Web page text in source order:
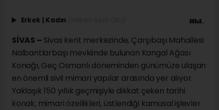
Erkek | Kadın
SİVAS – Sivas kent merkezinde, Çarşıbaşı Mahallesi
Nalbantlarbaşı mevkiinde bulunan Kangal Ağası
Konağı, Geç Osmanlı döneminden günümüze ulaşan
en önemli sivil mimari yapılar arasında yer alıyor.
Yaklaşık 150 yıllık geçmişiyle dikkat çeken tarihi
konak, mimari özellikleri, üstlendiği kamusal işlevler